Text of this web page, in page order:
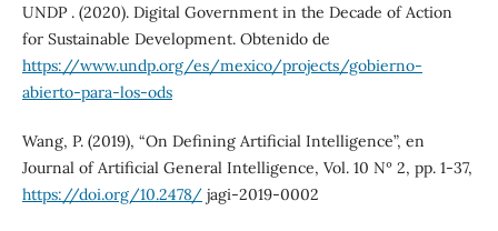
UNDP . (2020). Digital Government in the Decade of Action
for Sustainable Development. Obtenido de
https://www.undp.org/es/mexico/projects/gobierno-
abierto-para-los-ods
Wang, P. (2019), “On Defining Artificial Intelligence”, en
Journal of Artificial General Intelligence, Vol. 10 Nº 2, pp. 1-37,
https://doi.org/10.2478/jagi-2019-0002